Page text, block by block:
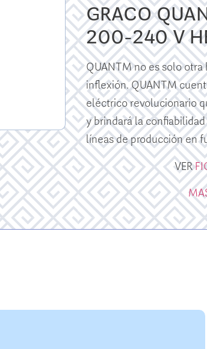
GRACO
200-240 V
QUANTM no es solo
inflexión. QUANTM
eléctrico revolucionario
y brindará la
líneas de producción en
VER